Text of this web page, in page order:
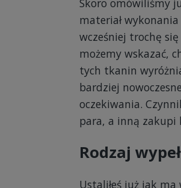
Skoro omówiliśmy
materiał
wcześniej trochę
możemy wskazać,
tych tkanin
bardziej
oczekiwania.
para, a inną zakupi
Rodzaj
Ustaliłeś już jak